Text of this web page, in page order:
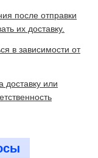
после отправки
их доставку.
в зависимости от
или